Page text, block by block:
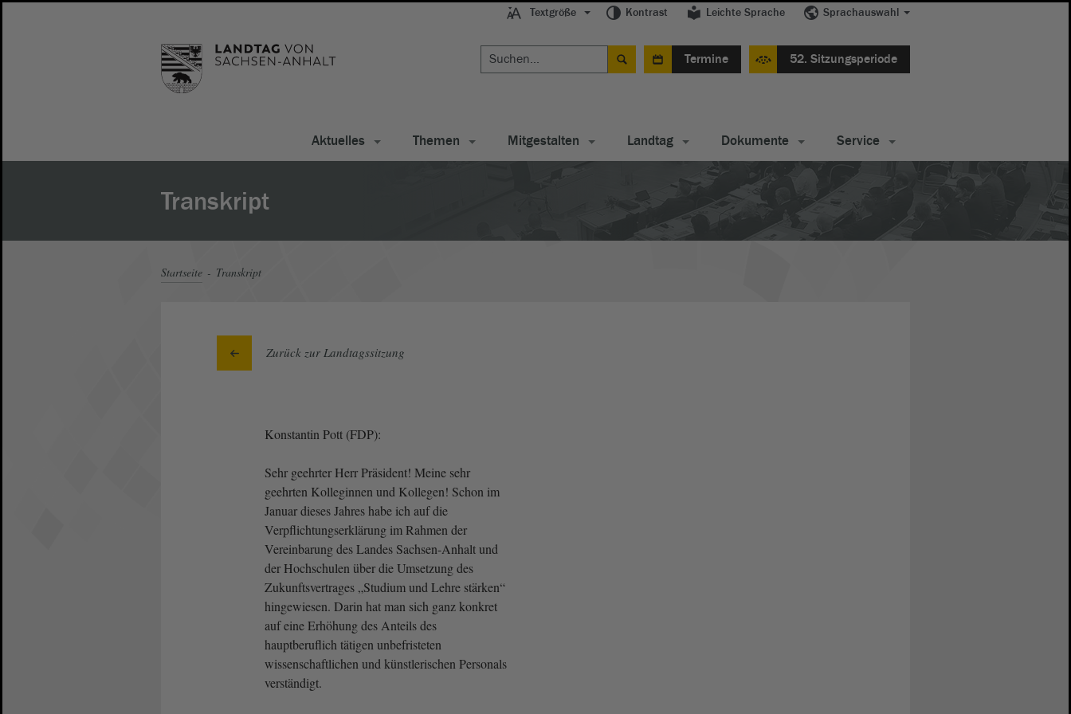
Textgröße Kontrast Leichte Sprache Sprachauswahl
Termine 52. Sitzungsperiode
Aktuelles Themen Mitgestalten Landtag Dokumente Service
Transkript
Startseite Transkript
Zurück zur Landtagssitzung
Konstantin Pott (FDP):
Sehr geehrter Herr Präsident! Meine sehr
geehrten Kolleginnen und Kollegen! Schon im
Januar dieses Jahres habe ich auf die
Verpflichtungserklärung im Rahmen der
Vereinbarung des Landes Sachsen-Anhalt und
der Hochschulen über die Umsetzung des
Zukunftsvertrages „Studium und Lehre stärken“
hingewiesen. Darin hat man sich ganz konkret
auf eine Erhöhung des Anteils des
hauptberuflich tätigen unbefristeten
wissenschaftlichen und künstlerischen Personals
verständigt.